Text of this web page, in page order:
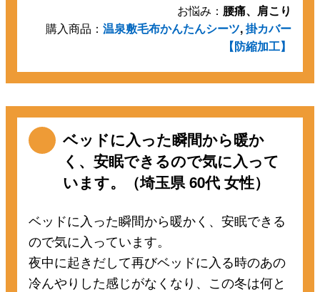
お悩み： 腰痛、肩こり
購入商品： 温泉敷毛布かんたんシーツ,掛カバー
【防縮加工】
ベッドに入った瞬間から暖か
く、安眠できるので気に入って
います。（埼玉県 60代 女性）
ベッドに入った瞬間から暖かく、安眠できる
ので気に入っています。
夜中に起きだして再びベッドに入る時のあの
冷んやりした感じがなくなり、この冬は何と